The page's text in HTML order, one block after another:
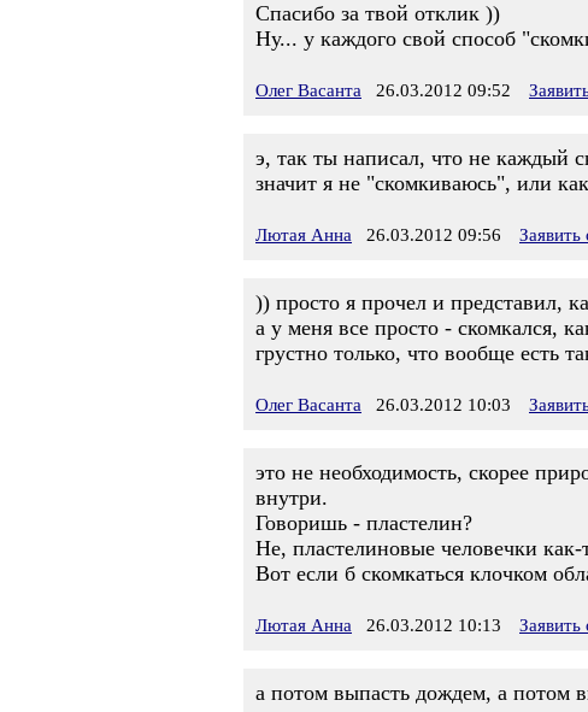
Спасибо за твой отклик ))
Ну... у каждого свой способ
Олег Васанта 26.03.2012 09:52
э, так ты написал, что не каждый
значит я не "скомкиваюсь", или
Лютая Анна 26.03.2012 09:56
)) просто я прочел и представил,
а у меня все просто - скомкался,
грустно только, что вообще есть
Олег Васанта 26.03.2012 10:03
это не необходимость, скорее
внутри.
Говоришь - пластелин?
Не, пластелиновые человечки
Вот если б скомкаться клочком
Лютая Анна 26.03.2012 10:13
а потом выпасть дождем, а потом